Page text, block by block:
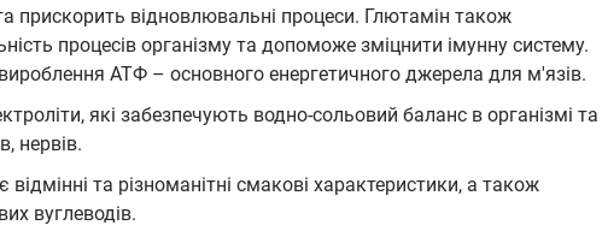
прискорить відновлювальні процеси. Глютамін також
процесів організму та допоможе зміцнити імунну систему.
АТФ – основного енергетичного джерела для м'язів.
які забезпечують водно-сольовий баланс в організмі та
нервів.
є відмінні та різноманітні смакові характеристики, а також
вуглеводів.